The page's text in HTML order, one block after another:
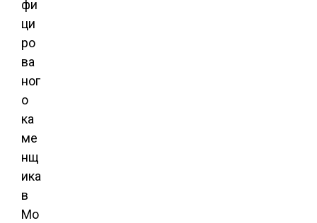
фи
ци
ро
ва
ног
о
ка
ме
нщ
ика
в
Мо